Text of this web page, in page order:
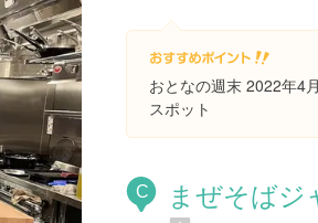
おとなの週末 2022年4
スポット
C まぜそばジ